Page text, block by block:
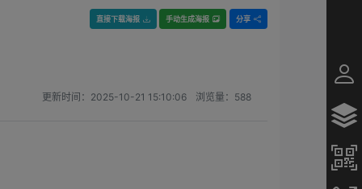
直接下载海报 手动生成海报 分享
更新时间： 2025-10-21 15:10:06 浏览量： 588